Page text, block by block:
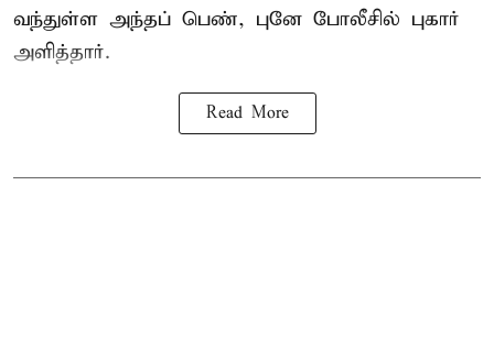
வந்துள்ள அந்தப் பெண், புனே போலீசில் புகார்
அளித்தார்.
Read More